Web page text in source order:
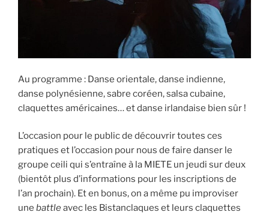
Au programme : Danse orientale, danse indienne,
danse polynésienne, sabre coréen, salsa cubaine,
claquettes américaines… et danse irlandaise bien sûr !
L’occasion pour le public de découvrir toutes ces
pratiques et l’occasion pour nous de faire danser le
groupe ceili qui s’entraîne à la MIETE un jeudi sur deux
(bientôt plus d’informations pour les inscriptions de
l’an prochain). Et en bonus, on a même pu improviser
une battleavec les Bistanclaques et leurs claquettes